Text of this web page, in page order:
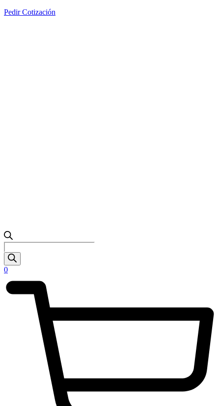
Pedir Cotización
Products
search
0